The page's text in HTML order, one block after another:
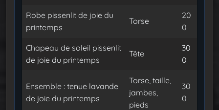
Robe pissenlit de joie du
printemps
Torse
20
0
Chapeau de soleil pissenlit
de joie du printemps
Tête
30
0
Ensemble : tenue lavande
de joie du printemps
Torse, taille,
jambes,
pieds
30
0